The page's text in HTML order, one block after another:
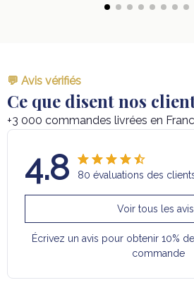
💬 Avis vérifiés
Ce que disent nos
+3 000 commandes livrées en
4.8 80 évaluations des
Voir tous les avis
Écrivez un avis pour obtenir 10%
commande